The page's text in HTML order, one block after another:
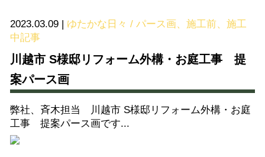
2023.03.09 | ゆたかな日々 / パース画、施工前、施工
中記事
川越市 S様邸リフォーム外構・お庭工事 提
案パース画
弊社、斉木担当 川越市 S様邸リフォーム外構・お庭
工事 提案パース画です...